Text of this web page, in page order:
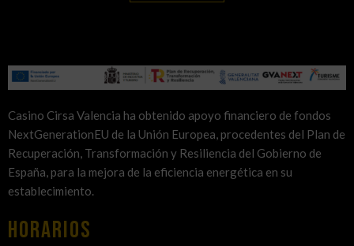
Casino Cirsa Valencia ha obtenido apoyo financiero de fondos
NextGenerationEU de la Unión Europea, procedentes del Plan de
Recuperación, Transformación y Resiliencia del Gobierno de
España, para la mejora de la eficiencia energética en su
establecimiento.
HORARIOS